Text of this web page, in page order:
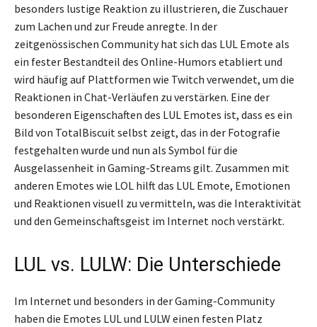
besonders lustige Reaktion zu illustrieren, die Zuschauer
zum Lachen und zur Freude anregte. In der
zeitgenössischen Community hat sich das LUL Emote als
ein fester Bestandteil des Online-Humors etabliert und
wird häufig auf Plattformen wie Twitch verwendet, um die
Reaktionen in Chat-Verläufen zu verstärken. Eine der
besonderen Eigenschaften des LUL Emotes ist, dass es ein
Bild von TotalBiscuit selbst zeigt, das in der Fotografie
festgehalten wurde und nun als Symbol für die
Ausgelassenheit in Gaming-Streams gilt. Zusammen mit
anderen Emotes wie LOL hilft das LUL Emote, Emotionen
und Reaktionen visuell zu vermitteln, was die Interaktivität
und den Gemeinschaftsgeist im Internet noch verstärkt.
LUL vs. LULW: Die Unterschiede
Im Internet und besonders in der Gaming-Community
haben die Emotes LUL und LULW einen festen Platz